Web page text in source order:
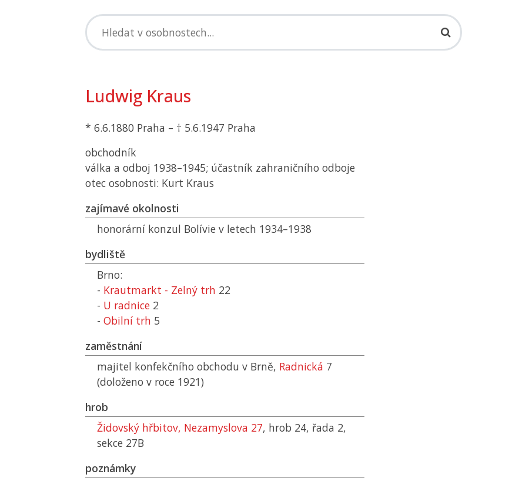
Ludwig Kraus
* 6.6.1880 Praha – † 5.6.1947 Praha
obchodník
válka a odboj 1938–1945; účastník zahraničního odboje
otec osobnosti: Kurt Kraus
zajímavé okolnosti
honorární konzul Bolívie v letech 1934–1938
bydliště
Brno:
- Krautmarkt - Zelný trh 22
- U radnice 2
- Obilní trh 5
zaměstnání
majitel konfekčního obchodu v Brně, Radnická 7
(doloženo v roce 1921)
hrob
Židovský hřbitov, Nezamyslova 27, hrob 24, řada 2,
sekce 27B
poznámky